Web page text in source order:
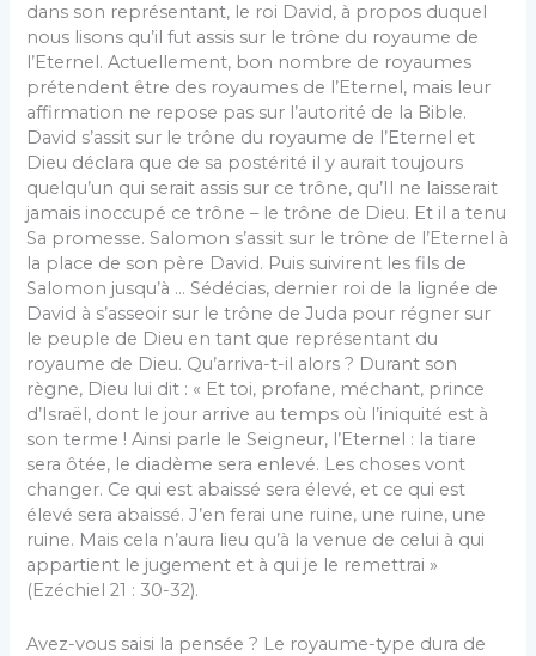
dans son représentant, le roi David, à propos duquel
nous lisons qu’il fut assis sur le trône du royaume de
l’Eternel. Actuellement, bon nombre de royaumes
prétendent être des royaumes de l’Eternel, mais leur
affirmation ne repose pas sur l’autorité de la Bible.
David s’assit sur le trône du royaume de l’Eternel et
Dieu déclara que de sa postérité il y aurait toujours
quelqu’un qui serait assis sur ce trône, qu’Il ne laisserait
jamais inoccupé ce trône – le trône de Dieu. Et il a tenu
Sa promesse. Salomon s’assit sur le trône de l’Eternel à
la place de son père David. Puis suivirent les fils de
Salomon jusqu’à … Sédécias, dernier roi de la lignée de
David à s’asseoir sur le trône de Juda pour régner sur
le peuple de Dieu en tant que représentant du
royaume de Dieu. Qu’arriva-t-il alors ? Durant son
règne, Dieu lui dit : « Et toi, profane, méchant, prince
d’Israël, dont le jour arrive au temps où l’iniquité est à
son terme ! Ainsi parle le Seigneur, l’Eternel : la tiare
sera ôtée, le diadème sera enlevé. Les choses vont
changer. Ce qui est abaissé sera élevé, et ce qui est
élevé sera abaissé. J’en ferai une ruine, une ruine, une
ruine. Mais cela n’aura lieu qu’à la venue de celui à qui
appartient le jugement et à qui je le remettrai »
(Ezéchiel 21 : 30-32).
Avez-vous saisi la pensée ? Le royaume-type dura de